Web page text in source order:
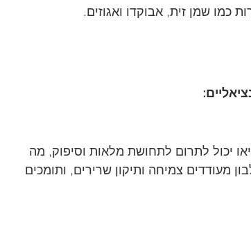
כמו שמן זית, אבוקדו ואגוזים.
יכול לתרום לתחושת מלאות וסיפוק, מה
מעודדים צמיחה ותיקון שרירים, ותומכים